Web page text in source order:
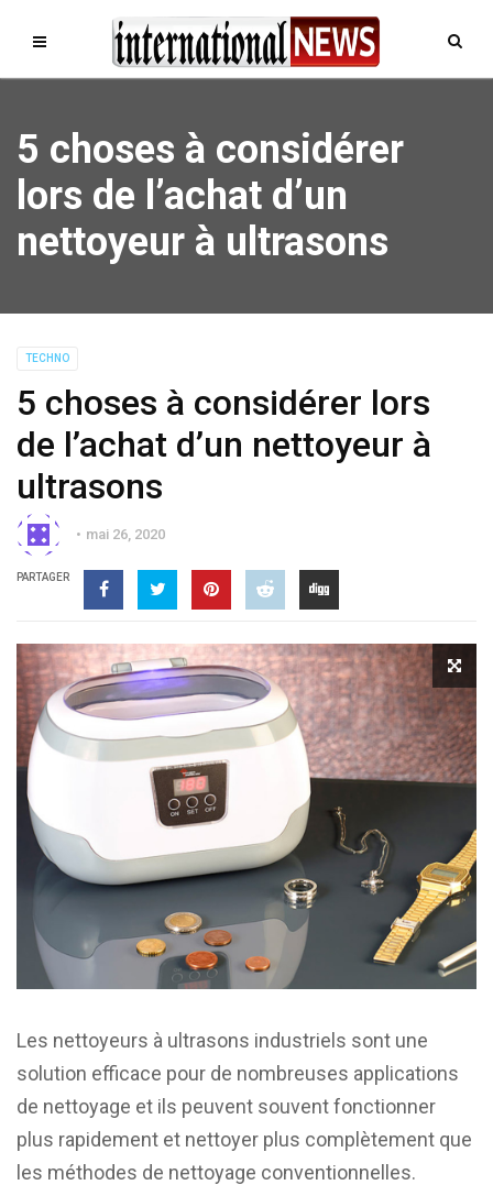
5 choses à considérer
lors de l’achat d’un
nettoyeur à ultrasons
TECHNO
5 choses à considérer lors
de l’achat d’un nettoyeur à
ultrasons
mai 26, 2020
PARTAGER
Les nettoyeurs à ultrasons industriels sont une
solution efficace pour de nombreuses applications
de nettoyage et ils peuvent souvent fonctionner
plus rapidement et nettoyer plus complètement que
les méthodes de nettoyage conventionnelles.